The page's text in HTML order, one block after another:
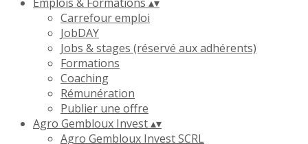
Carrefour emploi
JobDAY
Jobs & stages (réservé aux adhérents)
Formations
Coaching
Rémunération
Publier une offre
Agro Gembloux Invest▴▾
Agro Gembloux Invest SCRL